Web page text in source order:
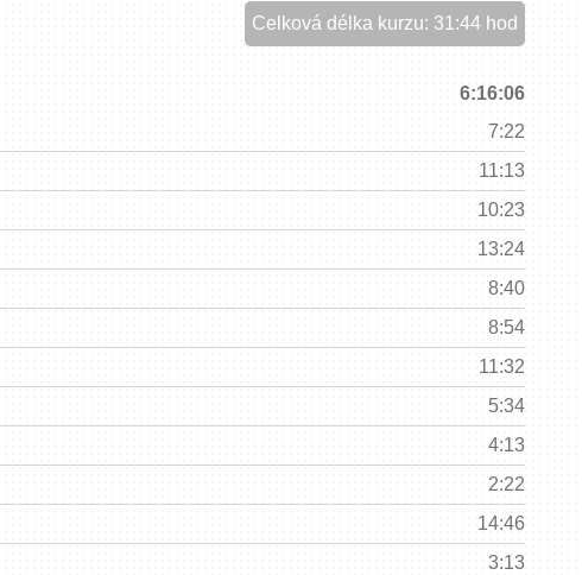
Celková délka kurzu: 31:44 hod
6:16:06
7:22
11:13
10:23
13:24
8:40
8:54
11:32
5:34
4:13
2:22
14:46
3:13